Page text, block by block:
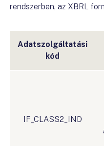
rendszerben, az XBRL
Adatszolgáltatási
kód
IF_CLASS2_IND